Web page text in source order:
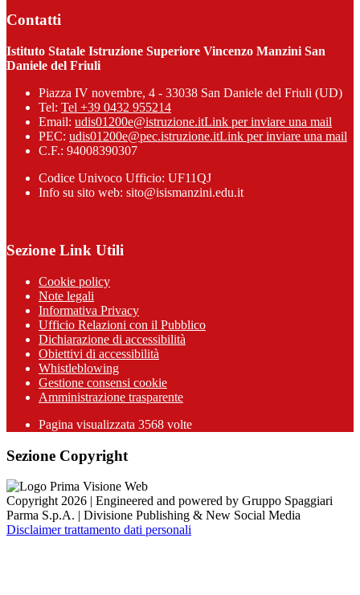
Contatti
Istituto Statale Istruzione Superiore Vincenzo Manzini San
Daniele del Friuli
Piazza IV novembre, 4 - 33038 San Daniele del Friuli (UD)
Tel: Tel +39 0432 955214
Email: udis01200e@istruzione.itLink per inviare una mail
PEC: udis01200e@pec.istruzione.itLink per inviare una mail
C.F.: 94008390307
Codice Univoco Ufficio: UF11QJ
Info su sito web: sito@isismanzini.edu.it
Sezione Link Utili
Cookie policy
Note legali
Informativa Privacy
Ufficio Relazioni con il Pubblico
Dichiarazione di accessibilità
Obiettivi di accessibilità
Whistleblowing
Gestione consensi cookie
Amministrazione trasparente
Pagina visualizzata 3568 volte
Sezione Copyright
Copyright 2026 | Engineered and powered by Gruppo Spaggiari
Parma S.p.A. | Divisione Publishing & New Social Media
Disclaimer trattamento dati personali